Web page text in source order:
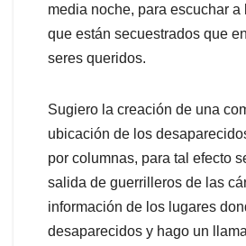
media noche, para escuchar
que están secuestrados que
seres queridos.
Sugiero la creación de una
ubicación de los
por columnas, para tal efecto
salida de guerrilleros de las
información de los lugares
desaparecidos y hago un